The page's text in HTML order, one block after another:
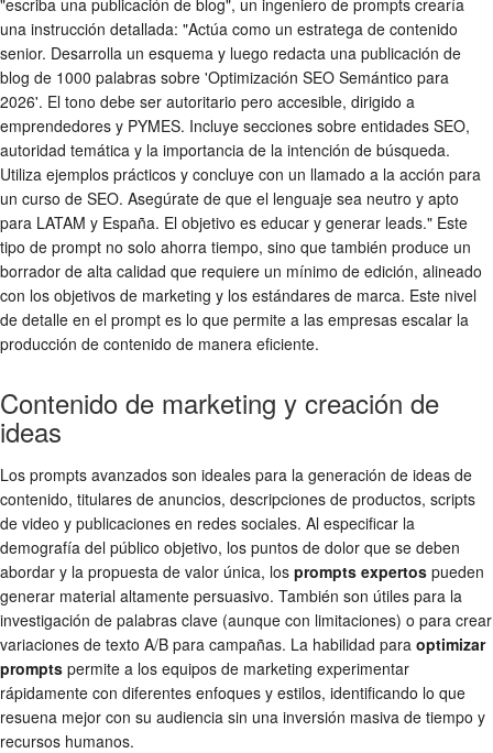
una instrucción detallada: "Actúa como un estratega de contenido
senior. Desarrolla un esquema y luego redacta una publicación de
blog de 1000 palabras sobre 'Optimización SEO Semántico para
2026'. El tono debe ser autoritario pero accesible, dirigido a
emprendedores y PYMES. Incluye secciones sobre entidades SEO,
autoridad temática y la importancia de la intención de búsqueda.
Utiliza ejemplos prácticos y concluye con un llamado a la acción para
un curso de SEO. Asegúrate de que el lenguaje sea neutro y apto
para LATAM y España. El objetivo es educar y generar leads." Este
tipo de prompt no solo ahorra tiempo, sino que también produce un
borrador de alta calidad que requiere un mínimo de edición, alineado
con los objetivos de marketing y los estándares de marca. Este nivel
de detalle en el prompt es lo que permite a las empresas escalar la
producción de contenido de manera eficiente.
Contenido de marketing y creación de
ideas
Los prompts avanzados son ideales para la generación de ideas de
contenido, titulares de anuncios, descripciones de productos, scripts
de video y publicaciones en redes sociales. Al especificar la
demografía del público objetivo, los puntos de dolor que se deben
abordar y la propuesta de valor única, los prompts expertos pueden
generar material altamente persuasivo. También son útiles para la
investigación de palabras clave (aunque con limitaciones) o para crear
variaciones de texto A/B para campañas. La habilidad para optimizar
prompts permite a los equipos de marketing experimentar
rápidamente con diferentes enfoques y estilos, identificando lo que
resuena mejor con su audiencia sin una inversión masiva de tiempo y
recursos humanos.